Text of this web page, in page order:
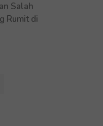
Salah
Rumit di